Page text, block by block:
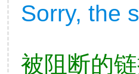
Sorry, the
被阻断的链